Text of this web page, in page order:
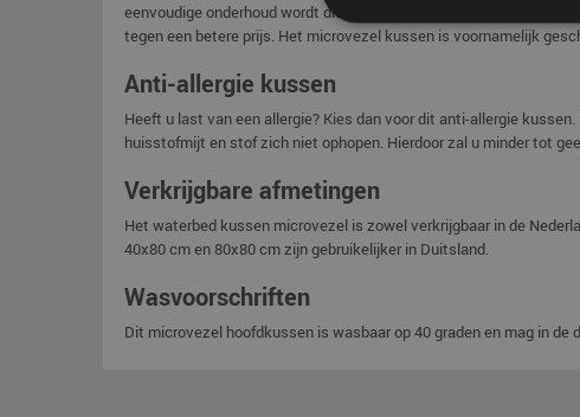
eenvoudige onderhoud wordt dit type kussen vaak gebruikt in
tegen een betere prijs. Het microvezel kussen is voornamelijk
Anti-allergie kussen
Heeft u last van een allergie? Kies dan voor dit anti-allergie
huisstofmijt en stof zich niet ophopen. Hierdoor zal u minder tot
Verkrijgbare afmetingen
Het waterbed kussen microvezel is zowel verkrijgbaar in de
40x80 cm en 80x80 cm zijn gebruikelijker in Duitsland.
Wasvoorschriften
Dit microvezel hoofdkussen is wasbaar op 40 graden en mag in